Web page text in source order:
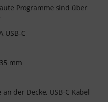
Programme sind über
USB-C
mm
der Decke, USB-C Kabel